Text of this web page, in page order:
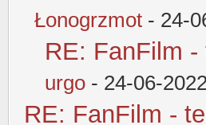
Łonogrzmot - 24-
RE: FanFilm -
urgo - 24-06-
RE: FanFilm -